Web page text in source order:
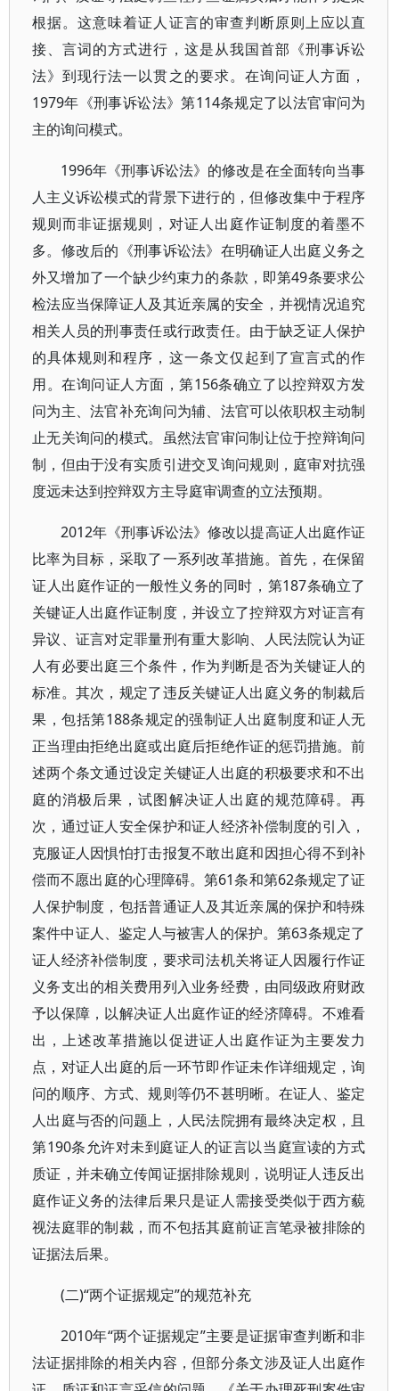
根据。这意味着证人证言的审查判断原则上应以直
接、言词的方式进行，这是从我国首部《刑事诉讼
法》到现行法一以贯之的要求。在询问证人方面，
1979年《刑事诉讼法》第114条规定了以法官审问为
主的询问模式。
1996年《刑事诉讼法》的修改是在全面转向当事
人主义诉讼模式的背景下进行的，但修改集中于程序
规则而非证据规则，对证人出庭作证制度的着墨不
多。修改后的《刑事诉讼法》在明确证人出庭义务之
外又增加了一个缺少约束力的条款，即第49条要求公
检法应当保障证人及其近亲属的安全，并视情况追究
相关人员的刑事责任或行政责任。由于缺乏证人保护
的具体规则和程序，这一条文仅起到了宣言式的作
用。在询问证人方面，第156条确立了以控辩双方发
问为主、法官补充询问为辅、法官可以依职权主动制
止无关询问的模式。虽然法官审问制让位于控辩询问
制，但由于没有实质引进交叉询问规则，庭审对抗强
度远未达到控辩双方主导庭审调查的立法预期。
2012年《刑事诉讼法》修改以提高证人出庭作证
比率为目标，采取了一系列改革措施。首先，在保留
证人出庭作证的一般性义务的同时，第187条确立了
关键证人出庭作证制度，并设立了控辩双方对证言有
异议、证言对定罪量刑有重大影响、人民法院认为证
人有必要出庭三个条件，作为判断是否为关键证人的
标准。其次，规定了违反关键证人出庭义务的制裁后
果，包括第188条规定的强制证人出庭制度和证人无
正当理由拒绝出庭或出庭后拒绝作证的惩罚措施。前
述两个条文通过设定关键证人出庭的积极要求和不出
庭的消极后果，试图解决证人出庭的规范障碍。再
次，通过证人安全保护和证人经济补偿制度的引入，
克服证人因惧怕打击报复不敢出庭和因担心得不到补
偿而不愿出庭的心理障碍。第61条和第62条规定了证
人保护制度，包括普通证人及其近亲属的保护和特殊
案件中证人、鉴定人与被害人的保护。第63条规定了
证人经济补偿制度，要求司法机关将证人因履行作证
义务支出的相关费用列入业务经费，由同级政府财政
予以保障，以解决证人出庭作证的经济障碍。不难看
出，上述改革措施以促进证人出庭作证为主要发力
点，对证人出庭的后一环节即作证未作详细规定，询
问的顺序、方式、规则等仍不甚明晰。在证人、鉴定
人出庭与否的问题上，人民法院拥有最终决定权，且
第190条允许对未到庭证人的证言以当庭宣读的方式
质证，并未确立传闻证据排除规则，说明证人违反出
庭作证义务的法律后果只是证人需接受类似于西方藐
视法庭罪的制裁，而不包括其庭前证言笔录被排除的
证据法后果。
(二)“两个证据规定”的规范补充
2010年“两个证据规定”主要是证据审查判断和非
法证据排除的相关内容，但部分条文涉及证人出庭作